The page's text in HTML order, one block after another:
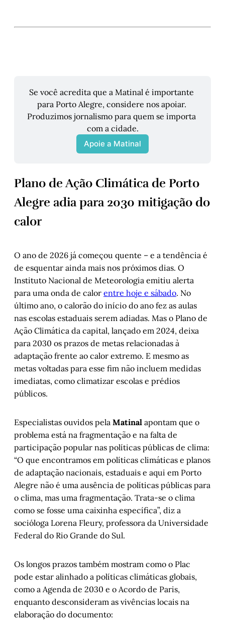
Se você acredita que a Matinal é importante
para Porto Alegre, considere nos apoiar.
Produzimos jornalismo para quem se importa
com a cidade.
Apoie a Matinal
Plano de Ação Climática de Porto
Alegre adia para 2030 mitigação do
calor
O ano de 2026 já começou quente – e a tendência é
de esquentar ainda mais nos próximos dias. O
Instituto Nacional de Meteorologia emitiu alerta
para uma onda de calor entre hoje e sábado. No
último ano, o calorão do início do ano fez as aulas
nas escolas estaduais serem adiadas. Mas o Plano de
Ação Climática da capital, lançado em 2024, deixa
para 2030 os prazos de metas relacionadas à
adaptação frente ao calor extremo. E mesmo as
metas voltadas para esse fim não incluem medidas
imediatas, como climatizar escolas e prédios
públicos.
Especialistas ouvidos pela Matinal apontam que o
problema está na fragmentação e na falta de
participação popular nas políticas públicas de clima:
“O que encontramos em políticas climáticas e planos
de adaptação nacionais, estaduais e aqui em Porto
Alegre não é uma ausência de políticas públicas para
o clima, mas uma fragmentação. Trata-se o clima
como se fosse uma caixinha específica”, diz a
socióloga Lorena Fleury, professora da Universidade
Federal do Rio Grande do Sul.
Os longos prazos também mostram como o Plac
pode estar alinhado a políticas climáticas globais,
como a Agenda de 2030 e o Acordo de Paris,
enquanto desconsideram as vivências locais na
elaboração do documento: